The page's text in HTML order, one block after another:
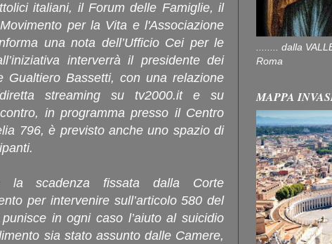
italiani, il Forum delle Famiglie, il
per la Vita e l'Associazione
una nota dell’Ufficio Cei per le
interverrà il presidente dei
Gualtiero Bassetti, con una relazione
streaming su tv2000.it e su
in programma presso il Centro
796, è previsto anche uno spazio di
la scadenza fissata dalla Corte
per intervenire sull’articolo 580 del
in ogni caso l’aiuto al suicidio
sia stato assunto dalle Camere,
........ dalla
Roma
MAPPA